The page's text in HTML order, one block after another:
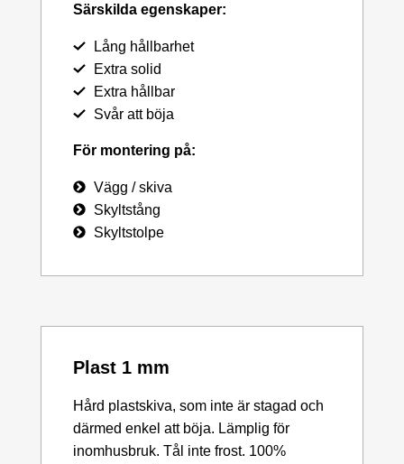
Särskilda egenskaper:
Lång hållbarhet
Extra solid
Extra hållbar
Svår att böja
För montering på:
Vägg / skiva
Skyltstång
Skyltstolpe
Plast 1 mm
Hård plastskiva, som inte är stagad och
därmed enkel att böja. Lämplig för
inomhusbruk. Tål inte frost. 100%